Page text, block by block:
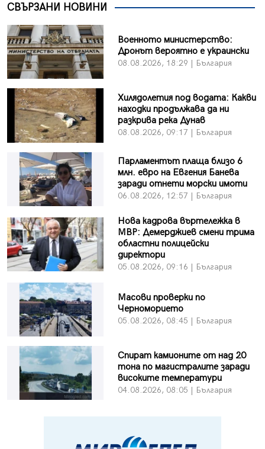
СВЪРЗАНИ НОВИНИ
Военното министерство:
Дронът вероятно е украински
08.08.2026, 18:29 | България
Хилядолетия под водата: Какви
находки продължава да ни
разкрива река Дунав
08.08.2026, 09:17 | България
Парламентът плаща близо 6
млн. евро на Евгения Банева
заради отнети морски имоти
06.08.2026, 12:57 | България
Нова кадрова въртележка в
МВР: Демерджиев смени трима
областни полицейски
директори
05.08.2026, 09:16 | България
Масови проверки по
Черноморието
05.08.2026, 08:45 | България
Спират камионите от над 20
тона по магистралите заради
високите температури
04.08.2026, 08:05 | България